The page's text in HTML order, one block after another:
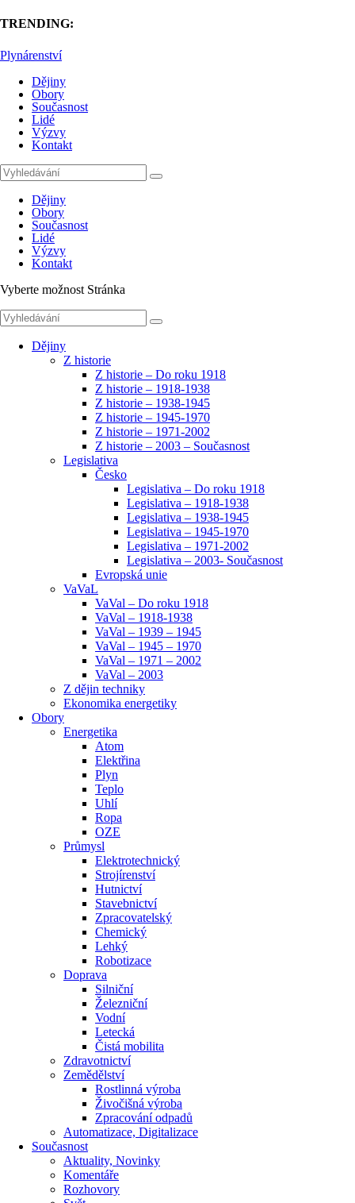
TRENDING:
Plynárenství
Dějiny
Obory
Současnost
Lidé
Výzvy
Kontakt
Dějiny
Obory
Současnost
Lidé
Výzvy
Kontakt
Vyberte možnost Stránka
Dějiny
Z historie
Z historie – Do roku 1918
Z historie – 1918-1938
Z historie – 1938-1945
Z historie – 1945-1970
Z historie – 1971-2002
Z historie – 2003 – Současnost
Legislativa
Česko
Legislativa – Do roku 1918
Legislativa – 1918-1938
Legislativa – 1938-1945
Legislativa – 1945-1970
Legislativa – 1971-2002
Legislativa – 2003- Současnost
Evropská unie
VaVaL
VaVal – Do roku 1918
VaVal – 1918-1938
VaVal – 1939 – 1945
VaVal – 1945 – 1970
VaVal – 1971 – 2002
VaVal – 2003
Z dějin techniky
Ekonomika energetiky
Obory
Energetika
Atom
Elektřina
Plyn
Teplo
Uhlí
Ropa
OZE
Průmysl
Elektrotechnický
Strojírenství
Hutnictví
Stavebnictví
Zpracovatelský
Chemický
Lehký
Robotizace
Doprava
Silniční
Železniční
Vodní
Letecká
Čistá mobilita
Zdravotnictví
Zemědělství
Rostlinná výroba
Živočišná výroba
Zpracování odpadů
Automatizace, Digitalizace
Současnost
Aktuality, Novinky
Komentáře
Rozhovory